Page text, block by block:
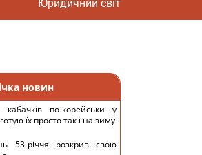
Юридичний світ
новин
по-корейськи у
їх просто так і на зиму
53-річчя розкрив свою